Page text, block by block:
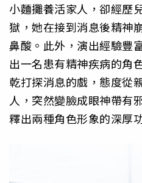
小麵攤養活家人，卻經歷
獄，她在接到消息後精神
鼻酸。此外，演出經驗豐
出一名患有精神疾病的角
乾打探消息的戲，態度從
人，突然變臉成眼神帶有
釋出兩種角色形象的深厚